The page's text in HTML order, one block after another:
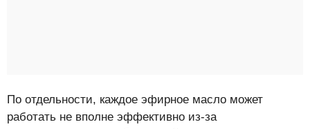
По отдельности, каждое эфирное масло может
работать не вполне эффективно из-за